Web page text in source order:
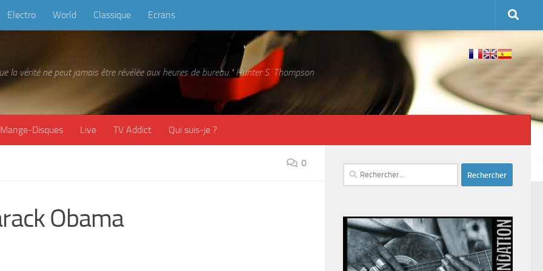
Electro World Classique Ecrans
la vérité ne peut jamais être révélée aux heures de bureau." Hunter S. Thompson
Mange-Disques Live TV Addict Qui suis-je ?
0
Obama
Rechercher :